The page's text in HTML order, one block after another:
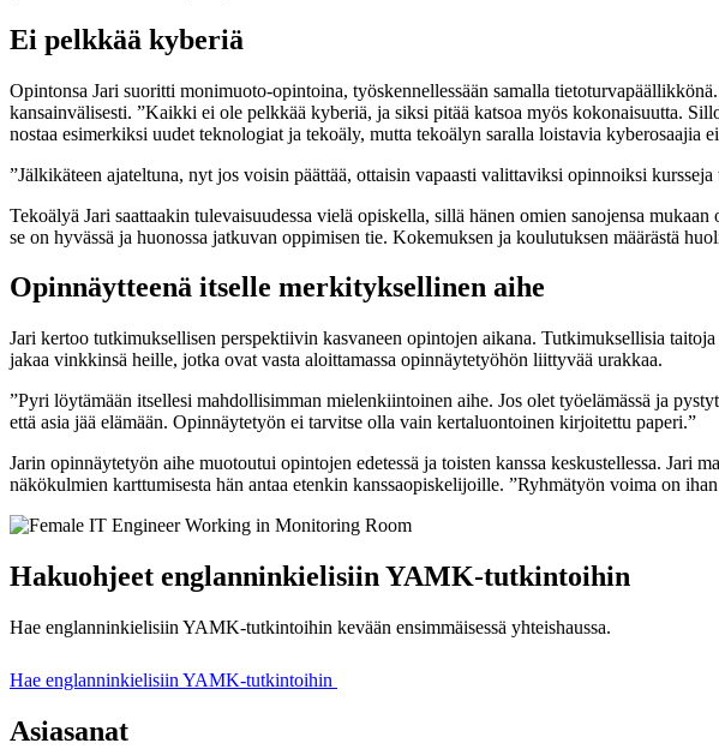
Ei pelkkää kyberiä
Opintonsa Jari suoritti monimuoto-opintoina, työskennellessään samalla
kansainvälisesti. ”Kaikki ei ole pelkkää kyberiä, ja siksi pitää katsoa myös kokonaisuutta.
nostaa esimerkiksi uudet teknologiat ja tekoäly, mutta tekoälyn saralla loistavia kyberosaajia
”Jälkikäteen ajateltuna, nyt jos voisin päättää, ottaisin vapaasti valittaviksi opinnoiksi
Tekoälyä Jari saattaakin tulevaisuudessa vielä opiskella, sillä hänen omien sanojensa
se on hyvässä ja huonossa jatkuvan oppimisen tie. Kokemuksen ja koulutuksen määrästä
Opinnäytteenä itselle merkityksellinen aihe
Jari kertoo tutkimuksellisen perspektiivin kasvaneen opintojen aikana. Tutkimuksellisia
jakaa vinkkinsä heille, jotka ovat vasta aloittamassa opinnäytetyöhön liittyvää urakkaa.
”Pyri löytämään itsellesi mahdollisimman mielenkiintoinen aihe. Jos olet työelämässä ja
että asia jää elämään. Opinnäytetyön ei tarvitse olla vain kertaluontoinen kirjoitettu paperi.”
Jarin opinnäytetyön aihe muotoutui opintojen edetessä ja toisten kanssa keskustellessa.
näkökulmien karttumisesta hän antaa etenkin kanssaopiskelijoille. ”Ryhmätyön voima on
Hakuohjeet englanninkielisiin YAMK-tutkintoihin
Hae englanninkielisiin YAMK-tutkintoihin kevään ensimmäisessä yhteishaussa.
Hae englanninkielisiin YAMK-tutkintoihin
Asiasanat